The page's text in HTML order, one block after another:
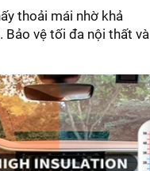
thoải mái nhờ khả
Bảo vệ tối đa nội thất và